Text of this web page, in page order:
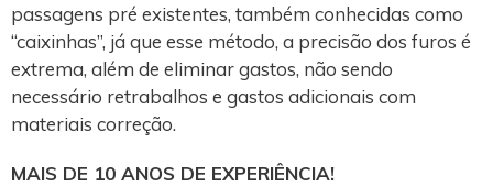
passagens pré existentes, também conhecidas como
“caixinhas”, já que esse método, a precisão dos furos é
extrema, além de eliminar gastos, não sendo
necessário retrabalhos e gastos adicionais com
materiais correção.
MAIS DE 10 ANOS DE EXPERIÊNCIA!